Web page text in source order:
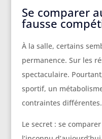
Se comparer
fausse
À la salle, certains
permanence. Sur les
spectaculaire.
sportif, un
contraintes différentes.
Le secret : se